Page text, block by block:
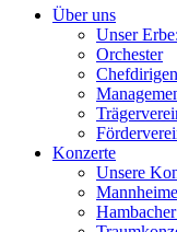
Über uns
Unser
Orchester
Konzerte
Unsere